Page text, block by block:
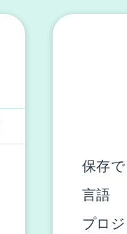
保存
言語
プロ